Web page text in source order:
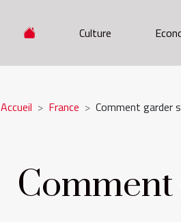
Culture
Accueil France Comment garder